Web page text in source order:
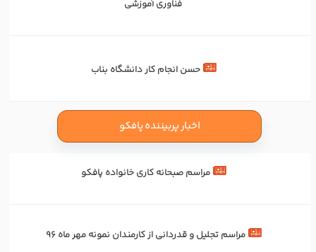
فناوری آموزشی
حسن انجام کار دانشگاه بناب
اخبار پربیننده پافکو
مراسم صبحانه کاری خانواده پافکو
مراسم تجلیل و قدردانی از کارمندان نمونه مهر ماه 96